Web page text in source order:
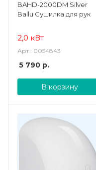
BAHD-2000DM Silver
Ballu Сушилка для рук
2,0 кВт
Арт.: 0054843
5 790 р.
В корзину